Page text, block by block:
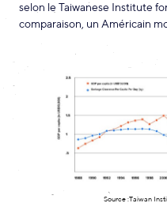
selon le Taiwanese Institute
comparaison, un Américain
Source :Taiwan